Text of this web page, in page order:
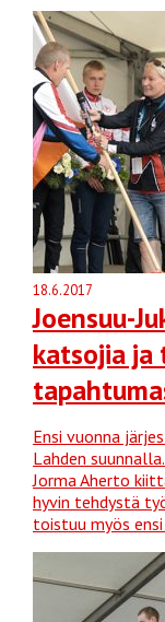
18.6.2017
Joensuu-
katsojia ja
Ensi vuonna
Lahden
Jorma Aherto
hyvin tehdystä
toistuu myös